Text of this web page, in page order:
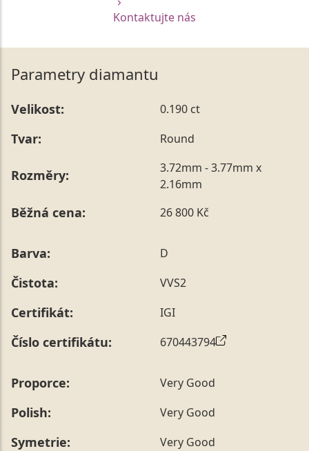
Kontaktujte nás
Parametry diamantu
Velikost: 0.190 ct
Tvar: Round
Rozměry:
3.72mm - 3.77mm x
2.16mm
Běžná cena: 26 800 Kč
Barva: D
Čistota: VVS2
Certifikát: IGI
Číslo certifikátu: 670443794
Proporce: Very Good
Polish: Very Good
Symetrie: Very Good